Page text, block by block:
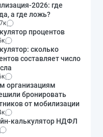
2026: где
а где ложь?
процентов
сколько
составляет число
организациям
бронировать
от мобилизации
калькулятор НДФЛ